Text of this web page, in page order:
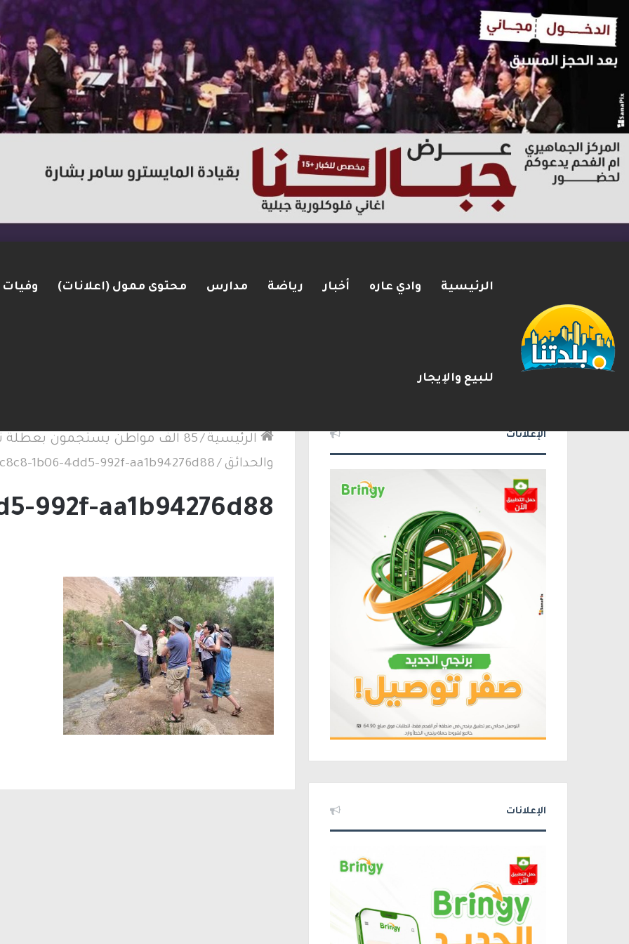
الرئيسية وادي عاره أخبار رياضة مدارس محتوى ممول (اعلانات) وفيات
للبيع والإيجار
2026-08-07 شريط الأخبار يوآف سيغالوفيتش يستقيل من الكنيست ويغادر “يش عتيد”.. وترقب لوجهته
الرئيسية /
85 الف مواطن يستجمون بعطلة
والحدائق /
1b06-4dd5-992f-aa1b94276d88
992f-aa1b94276d88
الإعلانات
الإعلانات